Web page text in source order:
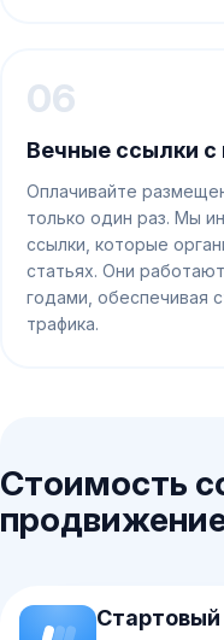
06
Вечные ссылки с
Оплачивайте
только один раз. Мы
ссылки, которые
статьях. Они
годами, обеспечивая
трафика.
Стоимость
Стартовый